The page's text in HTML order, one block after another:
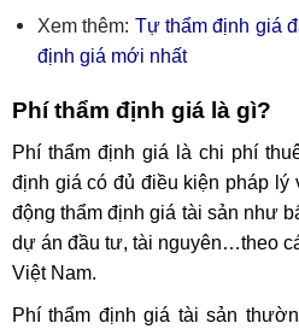
Xem thêm: Tự thẩm định giá
định giá mới nhất
Phí thẩm định giá là gì?
Phí thẩm định giá là chi phí
định giá có đủ điều kiện pháp
động thẩm định giá tài sản như
dự án đầu tư, tài nguyên…theo
Việt Nam.
Phí thẩm định giá tài sản